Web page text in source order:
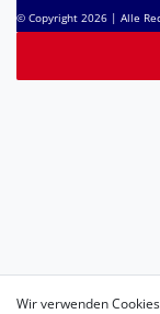
© Copyright 2026 | Alle
Wir verwenden